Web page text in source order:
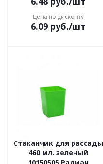
Цена по дисконту
6.09руб./шт
Стаканчик для рассады
460 мл. зеленый